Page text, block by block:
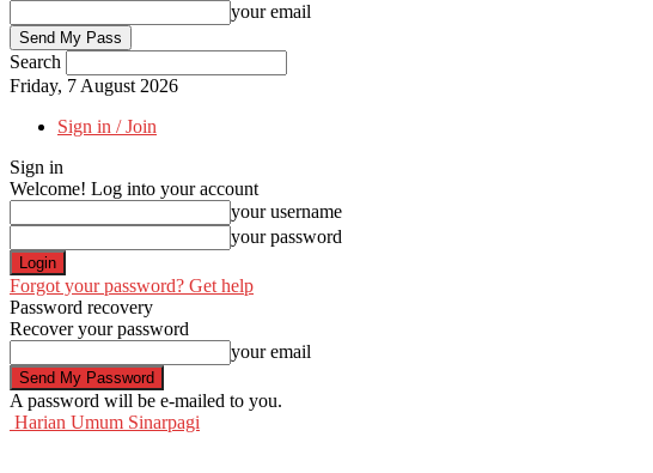
your email
Search
Friday, 7 August 2026
Sign in / Join
Sign in
Welcome! Log into your account
your username
your password
Forgot your password? Get help
Password recovery
Recover your password
your email
A password will be e-mailed to you.
Harian Umum Sinarpagi